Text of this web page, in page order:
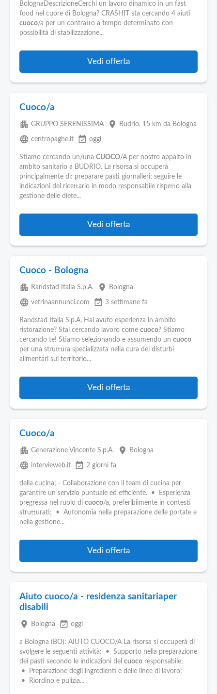
BolognaDescrizioneCerchi un lavoro dinamico in un fast
food nel cuore di Bologna? CRASHIT sta cercando 4 aiuti
cuoco/a per un contratto a tempo determinato con
possibilità di stabilizzazione...
Vedi offerta
Cuoco/a
apartment GRUPPO SERENISSIMA place Budrio, 15 km da Bologna
language centropaghe.it event_available oggi
Stiamo cercando un/una CUOCO/A per nostro appalto in
ambito sanitario a BUDRIO. La risorsa si occuperà
principalmente di: preparare pasti giornalieri; seguire le
indicazioni del ricettario in modo responsabile rispetto alla
gestione delle diete...
Vedi offerta
Cuoco - Bologna
apartment Randstad Italia S.p.A. place Bologna
language vetrinaannunci.com event_available 3 settimane fa
Randstad Italia S.p.A. Hai avuto esperienza in ambito
ristorazione? Stai cercando lavoro come cuoco? Stiamo
cercando te! Stiamo selezionando e assumendo un cuoco
per una struttura specializzata nella cura dei disturbi
alimentari sul territorio...
Vedi offerta
Cuoco/a
apartment Generazione Vincente S.p.A. place Bologna
language intervieweb.it event_available 2 giorni fa
della cucina; - Collaborazione con il team di cucina per
garantire un servizio puntuale ed efficiente. • Esperienza
pregressa nel ruolo di cuoco/a, preferibilmente in contesti
strutturati; • Autonomia nella preparazione delle portate e
nella gestione...
Vedi offerta
Aiuto cuoco/a - residenza sanitariaper
disabili
place Bologna event_available oggi
a Bologna (BO): AIUTO CUOCO/A La risorsa si occuperà di
svolgere le seguenti attività: • Supporto nella preparazione
dei pasti secondo le indicazioni del cuoco responsabile;
• Preparazione degli ingredienti e delle linee di lavoro;
• Riordino e pulizia...